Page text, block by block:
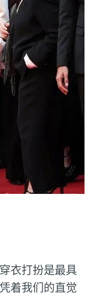
衣打扮是最具
着我们的直觉